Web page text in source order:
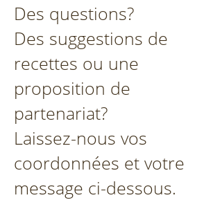
Des questions?
Des suggestions de
recettes ou une
proposition de
partenariat?
Laissez-nous vos
coordonnées et votre
message ci-dessous.